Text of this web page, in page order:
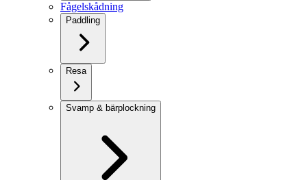
Fågelskådning
Paddling
Resa
Svamp & bärplockning